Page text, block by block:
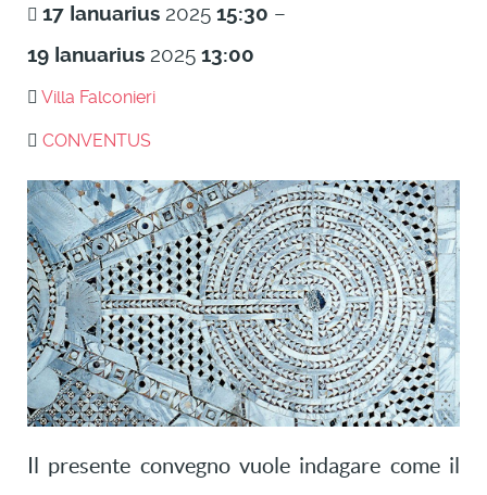
17 Ianuarius 2025 15:30 –
19 Ianuarius 2025 13:00
Villa Falconieri
CONVENTUS
Il presente convegno vuole indagare come il